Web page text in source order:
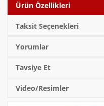
Ürün Özellikleri
Taksit Seçenekleri
Yorumlar
Tavsiye Et
Video/Resimler